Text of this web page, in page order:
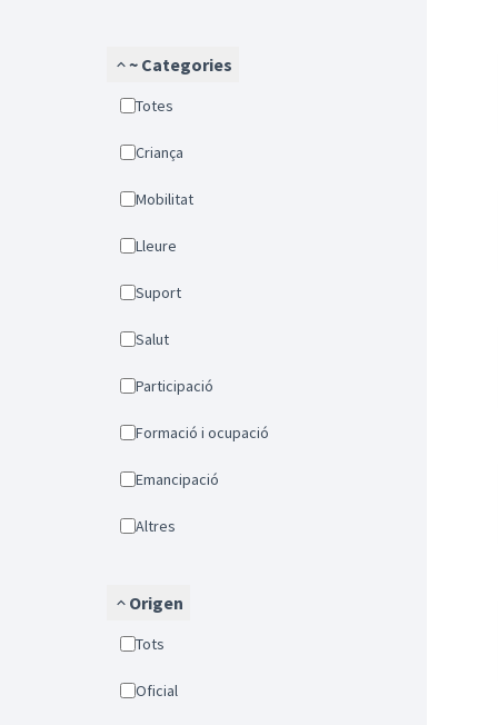
~ Categories
Totes
Criança
Mobilitat
Lleure
Suport
Salut
Participació
Formació i ocupació
Emancipació
Altres
Origen
Tots
Oficial